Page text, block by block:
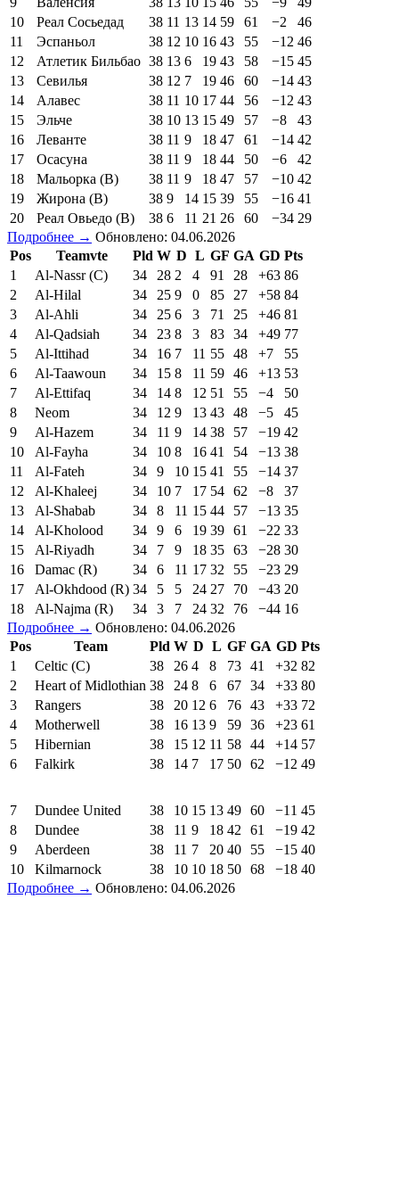
10
Реал Сосьедад 38 11 13 14 59 61 −2
46
11
Эспаньол 38 12 10 16 43 55 −12 46
12
Атлетик Бильбао 38 13 6 19 43 58 −15 45
13
Севилья 38 12 7 19 46 60 −14 43
14
Алавес 38 11 10 17 44 56 −12 43
15
Эльче 38 10 13 15 49 57 −8
43
16
Леванте 38 11 9 18 47 61 −14 42
17
Осасуна 38 11 9 18 44 50 −6
42
18
Мальорка (В) 38 11 9 18 47 57 −10 42
19
Жирона (В) 38 9 14 15 39 55 −16 41
20
Реал Овьедо (В) 38 6 11 21 26 60 −34 29
Подробнее → Обновлено: 04.06.2026
Pos
Teamvte Pld W D L GF GA GD Pts
1
Al-Nassr (C) 34 28 2 4 91 28 +63 86
2
Al-Hilal 34 25 9 0 85 27 +58 84
3
Al-Ahli 34 25 6 3 71 25 +46 81
4
Al-Qadsiah 34 23 8 3 83 34 +49 77
5
Al-Ittihad 34 16 7 11 55 48 +7
55
6
Al-Taawoun 34 15 8 11 59 46 +13 53
7
Al-Ettifaq 34 14 8 12 51 55 −4
50
8
Neom 34 12 9 13 43 48 −5
45
9
Al-Hazem 34 11 9 14 38 57 −19 42
10
Al-Fayha 34 10 8 16 41 54 −13 38
11
Al-Fateh 34 9 10 15 41 55 −14 37
12
Al-Khaleej 34 10 7 17 54 62 −8
37
13
Al-Shabab 34 8 11 15 44 57 −13 35
14
Al-Kholood 34 9 6 19 39 61 −22 33
15
Al-Riyadh 34 7 9 18 35 63 −28 30
16
Damac (R) 34 6 11 17 32 55 −23 29
17
Al-Okhdood (R) 34 5 5 24 27 70 −43 20
18
Al-Najma (R) 34 3 7 24 32 76 −44 16
Подробнее → Обновлено: 04.06.2026
Pos
Team Pld W D L GF GA GD Pts
1
Celtic (C) 38 26 4 8 73 41 +32 82
2
Heart of Midlothian 38 24 8 6 67 34 +33 80
3
Rangers 38 20 12 6 76 43 +33 72
4
Motherwell 38 16 13 9 59 36 +23 61
5
Hibernian 38 15 12 11 58 44 +14 57
6
Falkirk 38 14 7 17 50 62 −12 49
7 Dundee United 38 10 15 13 49 60 −11 45
8
Dundee 38 11 9 18 42 61 −19 42
9
Aberdeen 38 11 7 20 40 55 −15 40
10
Kilmarnock 38 10 10 18 50 68 −18 40
Подробнее → Обновлено: 04.06.2026